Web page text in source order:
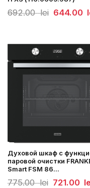
692.00lei цена
644.00
Духовой шкаф с
паровой очистки
Smart FSM 86...
775.00lei 721.00